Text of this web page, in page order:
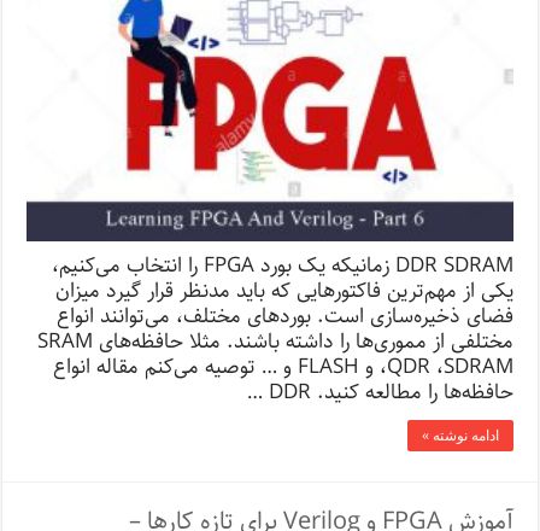
DDR SDRAM زمانیکه یک بورد FPGA را انتخاب می‌کنیم،
یکی از مهم‌ترین فاکتورهایی که باید مدنظر قرار گیرد میزان
فضای ذخیره‌سازی است. بوردهای مختلف، می‌توانند انواع
مختلفی از مموری‌ها را داشته باشند. مثلا حافظه‌های SRAM
،QDR ،SDRAM و FLASH و … توصیه می‌کنم مقاله انواع
حافظه‌ها را مطالعه کنید. DDR …
ادامه نوشته »
آموزش FPGA و Verilog برای تازه کارها –